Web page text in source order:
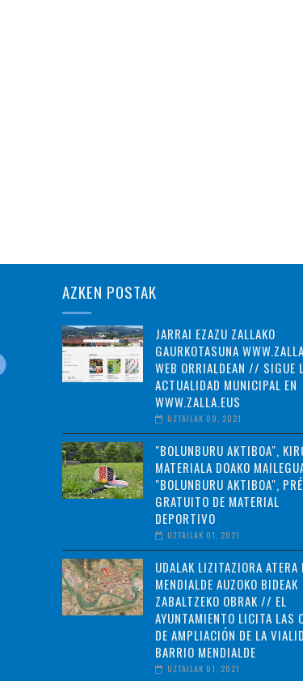
AZKEN POSTAK
JARRAI EZAZU ZALLAKO
GAURKOTASUNA
WEB ORRIALDEAN // SIGUE
ACTUALIDAD MUNICIPAL EN
WWW.ZALLA.EUS
UZTAILAK 09, 2021
"BOLUNBURU AKTIBOA",
MATERIALA DOAKO
"BOLUNBURU AKTIBOA",
GRATUITO DE MATERIAL
DEPORTIVO
UZTAILAK 01, 2021
UDALAK LIZITAZIORA ATERA
MENDIALDE AUZOKO BIDEAK
ZABALTZEKO OBRAK // EL
AYUNTAMIENTO LICITA LAS
DE AMPLIACIÓN DE LA
BARRIO MENDIALDE
UZTAILAK 01, 2021